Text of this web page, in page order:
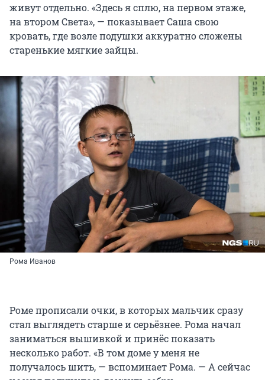
живут отдельно. «Здесь я сплю, на первом этаже,
на втором Света», — показывает Саша свою
кровать, где возле подушки аккуратно сложены
старенькие мягкие зайцы.
Рома Иванов
Роме прописали очки, в которых мальчик сразу
стал выглядеть старше и серьёзнее. Рома начал
заниматься вышивкой и принёс показать
несколько работ. «В том доме у меня не
получалось шить, — вспоминает Рома. — А сейчас